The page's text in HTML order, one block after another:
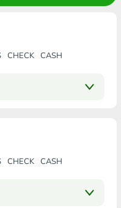
CHECK CASH
CHECK CASH